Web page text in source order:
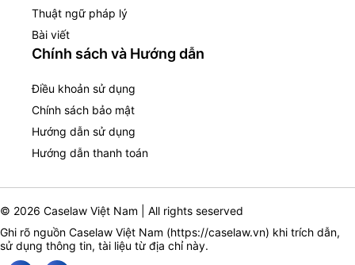
Thuật ngữ pháp lý
Bài viết
Chính sách và Hướng dẫn
Điều khoản sử dụng
Chính sách bảo mật
Hướng dẫn sử dụng
Hướng dẫn thanh toán
© 2026 Caselaw Việt Nam | All rights seserved
Ghi rõ nguồn Caselaw Việt Nam (https://caselaw.vn) khi trích dẫn,
sử dụng thông tin, tài liệu từ địa chỉ này.